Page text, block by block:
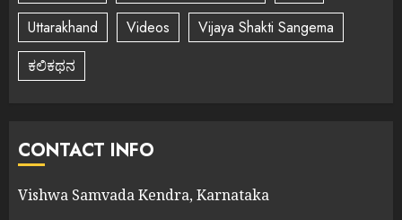
Uttarakhand
Videos
Vijaya Shakti Sangema
ಕಲಿಕಥನ
CONTACT INFO
Vishwa Samvada Kendra, Karnataka